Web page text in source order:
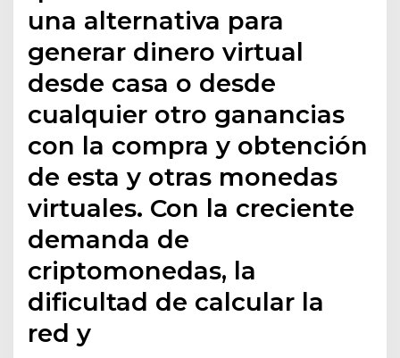
una alternativa para
generar dinero virtual
desde casa o desde
cualquier otro ganancias
con la compra y obtención
de esta y otras monedas
virtuales. Con la creciente
demanda de
criptomonedas, la
dificultad de calcular la
red y